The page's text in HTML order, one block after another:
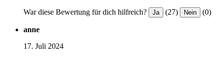
War diese Bewertung für dich hilfreich? Ja (27) Nein (0)
anne
17. Juli 2024